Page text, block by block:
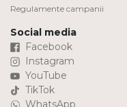
Regulamente campanii
Social media
Facebook
Instagram
YouTube
TikTok
WhatsApp